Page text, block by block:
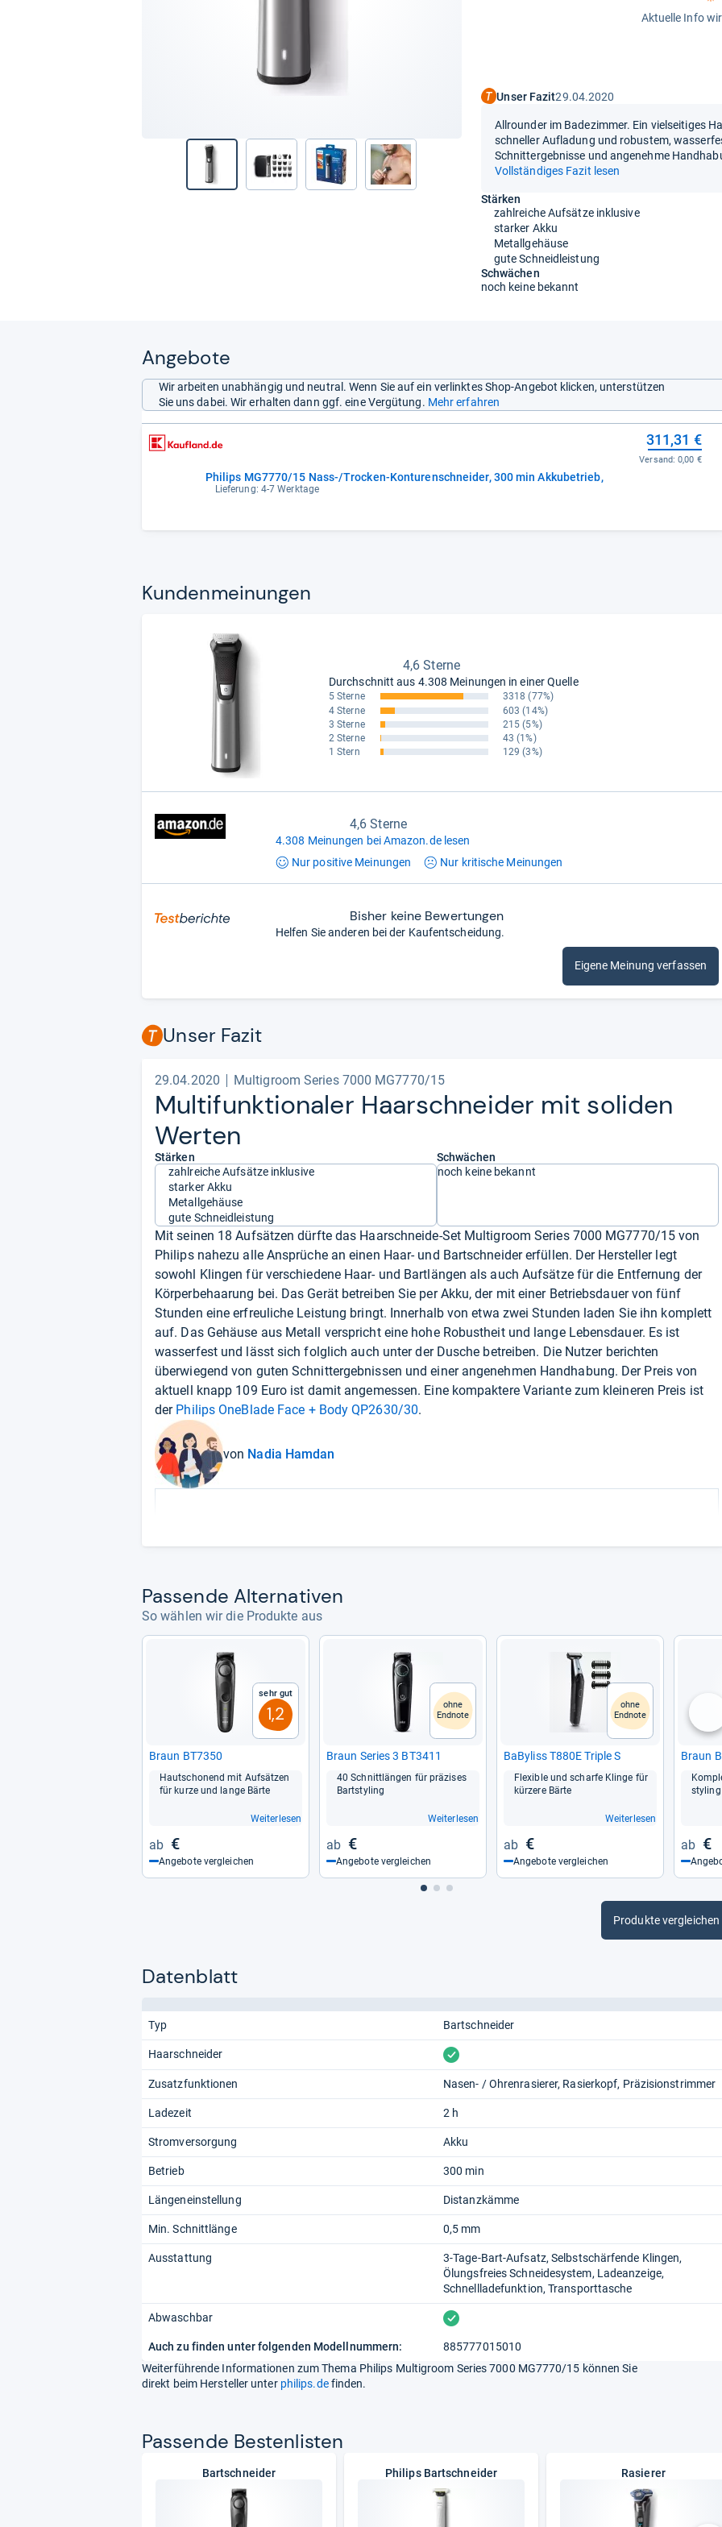
Aktuelle Info
Unser Fazit29.04.2020
Allrounder im Badezimmer. Ein vielseitiges
schneller Aufladung und robustem,
Schnittergebnisse und angenehme
Vollständiges Fazit lesen
Stärken
zahlreiche Aufsätze inklusive
starker Akku
Metallgehäuse
gute Schneidleistung
Schwächen
noch keine bekannt
Angebote
Wir arbeiten unabhängig und neutral. Wenn Sie auf ein verlinktes Shop-Angebot klicken, unterstützen
Sie uns dabei. Wir erhalten dann ggf. eine Vergütung. Mehr erfahren
Philips MG7770/15 Nass-/Trocken-Konturenschneider, 300 min Akkubetrieb,
Lieferung: 4-7 Werktage
311,31 €
Versand:0,00 €
Kun­den­mei­nun­gen
4,6 Sterne
Durchschnitt aus 4.308 Meinungen in einer Quelle
5 Sterne 3318 (77%)
4 Sterne
603 (14%)
3 Sterne
215 (5%)
2 Sterne
43 (1%)
1 Stern
129 (3%)
4,6 Sterne
4.308 Meinungen bei Amazon.de lesen
Nur positive Meinungen Nur kritische Meinungen
Bisher keine Bewertungen
Helfen Sie anderen bei der Kaufentscheidung.
Eigene Meinung verfassen
Unser Fazit
29.04.2020 Multigroom Series 7000 MG7770/15
Mul­ti­funk­tio­na­ler Haar­schnei­der mit soli­den
Wer­ten
Stärken
zahlreiche Aufsätze inklusive
starker Akku
Metallgehäuse
gute Schneidleistung
Schwächen
noch keine bekannt
Mit seinen 18 Aufsätzen dürfte das Haarschneide-Set Multigroom Series 7000 MG7770/15 von
Philips nahezu alle Ansprüche an einen Haar- und Bartschneider erfüllen. Der Hersteller legt
sowohl Klingen für verschiedene Haar- und Bartlängen als auch Aufsätze für die Entfernung der
Körperbehaarung bei. Das Gerät betreiben Sie per Akku, der mit einer Betriebsdauer von fünf
Stunden eine erfreuliche Leistung bringt. Innerhalb von etwa zwei Stunden laden Sie ihn komplett
auf. Das Gehäuse aus Metall verspricht eine hohe Robustheit und lange Lebensdauer. Es ist
wasserfest und lässt sich folglich auch unter der Dusche betreiben. Die Nutzer berichten
überwiegend von guten Schnittergebnissen und einer angenehmen Handhabung. Der Preis von
aktuell knapp 109 Euro ist damit angemessen. Eine kompaktere Variante zum kleineren Preis ist
der Philips OneBlade Face + Body QP2630/30.
von Nadia Hamdan
Pas­sende Alter­na­ti­ven
So wählen wir die Produkte aus
Sehr gut
1,2
Braun BT7350
Haut­scho­nend mit Auf­sät­zen
für kurze und lange Bärte
Weiterlesen
€
Angebote vergleichen
ohne
Endnote
Braun Series 3 BT3411
40 Schnitt­län­gen für prä­zi­ses
Bart­sty­ling
Weiterlesen
€
Angebote vergleichen
ohne
Endnote
BaBy­liss T880E Tri­ple S
Fle­xi­ble und scharfe Klinge für
kür­zere Bärte
Weiterlesen
€
Angebote vergleichen
Braun
sty­ling
€
Produkte vergleichen
Datenblatt
Typ Bartschneider
Haarschneider vorhanden
Zusatzfunktionen Nasen- / Ohrenrasierer Rasierkopf Präzisionstrimmer
Ladezeit 2 h
Stromversorgung Akku
Betrieb 300 min
Längeneinstellung Distanzkämme
Min. Schnittlänge 0,5 mm
Ausstattung 3-Tage-Bart-Aufsatz Selbstschärfende Klingen
Ölungsfreies Schneidesystem Ladeanzeige
Schnellladefunktion Transporttasche
Abwaschbar vorhanden
Auch zu finden unter folgenden Modellnummern:
885777015010
Weiterführende Informationen zum Thema Philips Multigroom Series 7000 MG7770/15 können Sie
direkt beim Hersteller unter philips.definden.
Pas­sende Bes­ten­lis­ten
Bartschneider Philips Bartschneider Rasierer